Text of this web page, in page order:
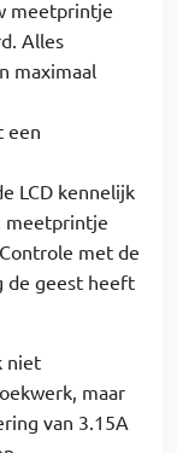
meetprintje
Alles
maximaal
een
LCD kennelijk
meetprintje
met de
de geest heeft
niet
maar
van 3.15A